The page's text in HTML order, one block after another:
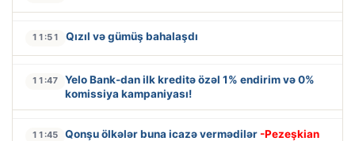
11:51 Qızıl və gümüş bahalaşdı
11:47
Yelo Bank-dan ilk kreditə özəl 1% endirim və 0%
komissiya kampaniyası!
11:45 Qonşu ölkələr buna icazə vermədilər -Pezeşkian